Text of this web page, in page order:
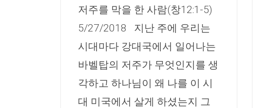
저주를 막을 한 사람(창12:1-5)
5/27/2018 지난 주에 우리는
시대마다 강대국에서 일어나는
바벨탑의 저주가 무엇인지를 생
각하고 하나님이 왜 나를 이 시
대 미국에서 살게 하셨는지 그